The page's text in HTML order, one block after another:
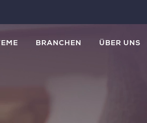
BRANCHEN ÜBER UNS